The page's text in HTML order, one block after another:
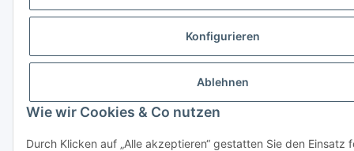
Konfigurieren
Ablehnen
Wie wir Cookies & Co nutzen
Durch Klicken auf „Alle akzeptieren“ gestatten Sie den Einsatz